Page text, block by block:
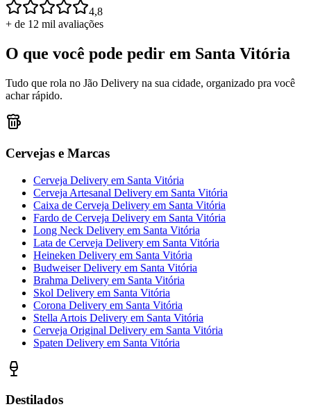
4,8
+ de 12 mil avaliações
O que você pode pedir em Santa Vitória
Tudo que rola no Jão Delivery na sua cidade, organizado pra você
achar rápido.
Cervejas e Marcas
Cerveja Delivery em Santa Vitória
Cerveja Artesanal Delivery em Santa Vitória
Caixa de Cerveja Delivery em Santa Vitória
Fardo de Cerveja Delivery em Santa Vitória
Long Neck Delivery em Santa Vitória
Lata de Cerveja Delivery em Santa Vitória
Heineken Delivery em Santa Vitória
Budweiser Delivery em Santa Vitória
Brahma Delivery em Santa Vitória
Skol Delivery em Santa Vitória
Corona Delivery em Santa Vitória
Stella Artois Delivery em Santa Vitória
Cerveja Original Delivery em Santa Vitória
Spaten Delivery em Santa Vitória
Destilados